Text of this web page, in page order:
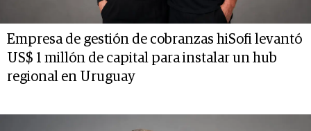
Empresa de gestión de cobranzas hiSofi levantó
US$ 1 millón de capital para instalar un hub
regional en Uruguay